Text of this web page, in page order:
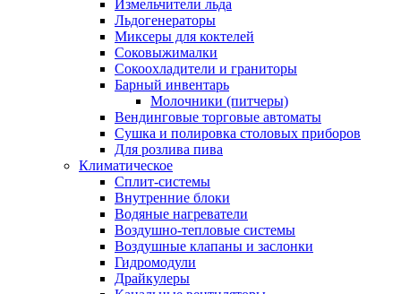
Измельчители льда
Льдогенераторы
Миксеры для коктелей
Соковыжималки
Сокоохладители и граниторы
Барный инвентарь
Молочники (питчеры)
Вендинговые торговые автоматы
Сушка и полировка столовых приборов
Для розлива пива
Климатическое
Сплит-системы
Внутренние блоки
Водяные нагреватели
Воздушно-тепловые системы
Воздушные клапаны и заслонки
Гидромодули
Драйкулеры